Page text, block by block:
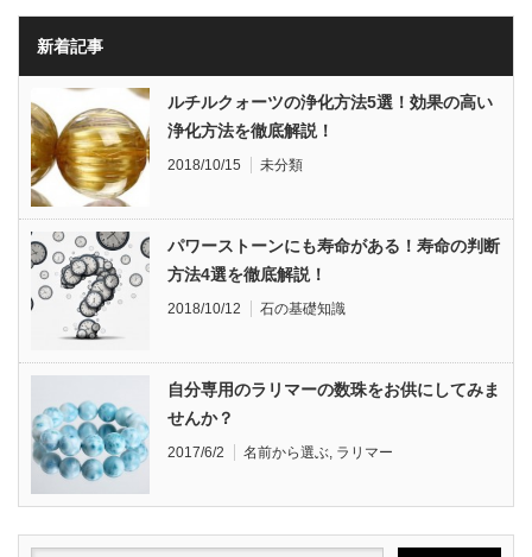
新着記事
ルチルクォーツの浄化方法5選！効果の高い
浄化方法を徹底解説！
2018/10/15 未分類
パワーストーンにも寿命がある！寿命の判断
方法4選を徹底解説！
2018/10/12 石の基礎知識
自分専用のラリマーの数珠をお供にしてみま
せんか？
2017/6/2 名前から選ぶ ラリマー